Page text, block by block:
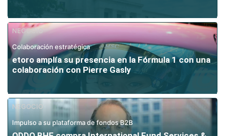
NEGOCIO
Colaboración estratégica
etoro amplía su presencia en la Fórmula 1 con una
colaboración con Pierre Gasly
NEGOCIO
Impulso a su plataforma de fondos B2B